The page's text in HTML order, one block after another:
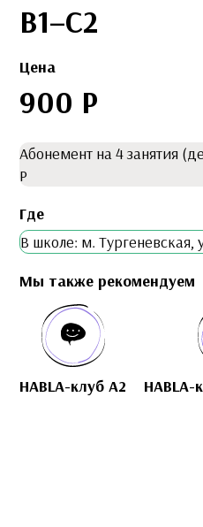
B1–С2
Цена
900 Р
Абонемент на 4 занятия
Р
Где
В школе: м. Тургеневская,
Мы также рекомендуем
HABLA-клуб A2 HABLA-